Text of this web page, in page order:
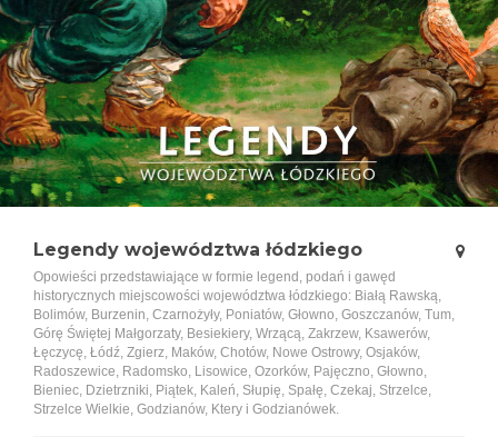
Legendy województwa łódzkiego
Opowieści przedstawiające w formie legend, podań i gawęd
historycznych miejscowości województwa łódzkiego: Białą Rawską,
Bolimów, Burzenin, Czarnożyły, Poniatów, Głowno, Goszczanów, Tum,
Górę Świętej Małgorzaty, Besiekiery, Wrzącą, Zakrzew, Ksawerów,
Łęczycę, Łódź, Zgierz, Maków, Chotów, Nowe Ostrowy, Osjaków,
Radoszewice, Radomsko, Lisowice, Ozorków, Pajęczno, Głowno,
Bieniec, Dzietrzniki, Piątek, Kaleń, Słupię, Spałę, Czekaj, Strzelce,
Strzelce Wielkie, Godzianów, Ktery i Godzianówek.